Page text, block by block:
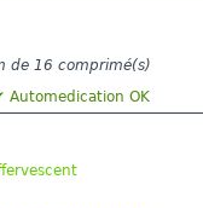
de 16 comprimé(s)
Automedication OK